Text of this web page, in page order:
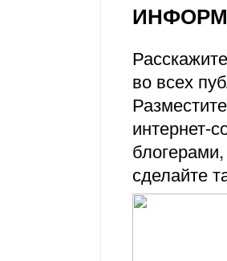
во всех
интернет-
сделайте